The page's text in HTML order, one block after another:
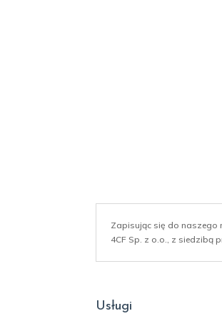
Zapisując się do naszego
4CF Sp. z o.o., z siedzibą
Usługi